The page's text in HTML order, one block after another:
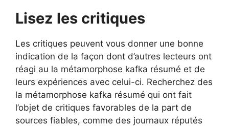
Lisez les critiques
Les critiques peuvent vous donner une bonne
indication de la façon dont d’autres lecteurs ont
réagi au la métamorphose kafka résumé et de
leurs expériences avec celui-ci. Recherchez des
la métamorphose kafka résumé qui ont fait
l’objet de critiques favorables de la part de
sources fiables, comme des journaux réputés